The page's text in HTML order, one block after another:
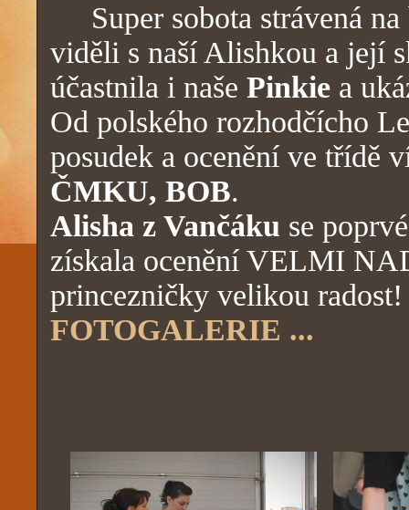
Super sobota strávená na
viděli s naší Alishkou a její
účastnila i naše Pinkie a
Od polského rozhodčícho
posudek a ocenění ve třídě
ČMKU, BOB.
Alisha z Vančáku se
získala ocenění VELMI
princezničky velikou radost!
FOTOGALERIE ...